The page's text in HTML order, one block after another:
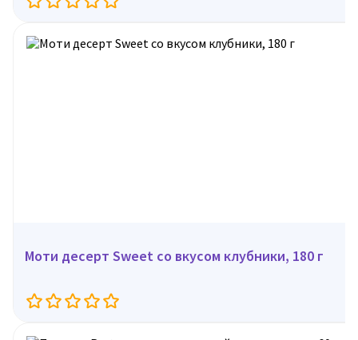
Моти десерт Sweet со вкусом клубники, 180 г